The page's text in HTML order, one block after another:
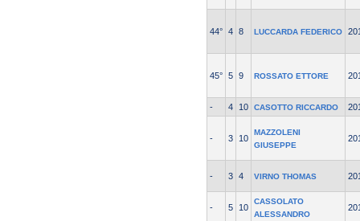
44° 4 8 LUCCARDA FEDERICO
45° 5 9 ROSSATO ETTORE
- 4 10 CASOTTO RICCARDO
- 3 10
MAZZOLENI
GIUSEPPE
- 3 4 VIRNO THOMAS
- 5 10
CASSOLATO
ALESSANDRO